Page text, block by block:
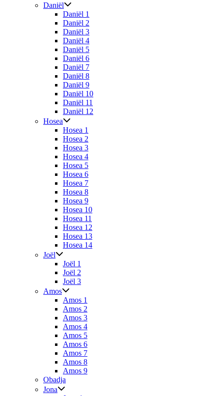
Daniël
Daniël 1
Daniël 2
Daniël 3
Daniël 4
Daniël 5
Daniël 6
Daniël 7
Daniël 8
Daniël 9
Daniël 10
Daniël 11
Daniël 12
Hosea
Hosea 1
Hosea 2
Hosea 3
Hosea 4
Hosea 5
Hosea 6
Hosea 7
Hosea 8
Hosea 9
Hosea 10
Hosea 11
Hosea 12
Hosea 13
Hosea 14
Joël
Joël 1
Joël 2
Joël 3
Amos
Amos 1
Amos 2
Amos 3
Amos 4
Amos 5
Amos 6
Amos 7
Amos 8
Amos 9
Obadja
Jona